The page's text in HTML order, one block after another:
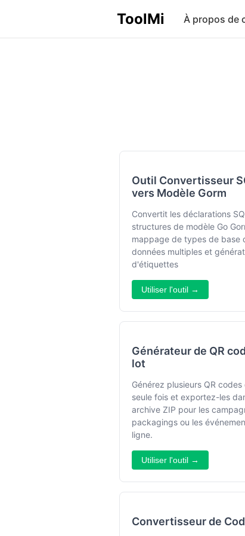
ToolMi À propos de
Outil Convertisseur
vers Modèle Gorm
Convertit les déclarations
structures de modèle Go
mappage de types de base
données multiples et
d'étiquettes
Utiliser l'outil →
Générateur de QR
lot
Générez plusieurs QR codes
seule fois et exportez-les
archive ZIP pour les
packagings ou les
ligne.
Utiliser l'outil →
Convertisseur de